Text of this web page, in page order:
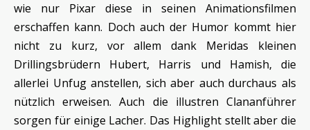
wie nur Pixar diese in seinen Animationsfilmen
erschaffen kann. Doch auch der Humor kommt hier
nicht zu kurz, vor allem dank Meridas kleinen
Drillingsbrüdern Hubert, Harris und Hamish, die
allerlei Unfug anstellen, sich aber auch durchaus als
nützlich erweisen. Auch die illustren Clananführer
sorgen für einige Lacher. Das Highlight stellt aber die